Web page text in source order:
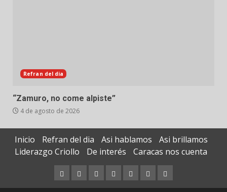
Refran del dia
“Zamuro, no come alpiste”
4 de agosto de 2026
Inicio Refran del dia Asi hablamos
Asi brillamos
Liderazgo Criollo
De interés Caracas nos cuenta
InicioRefran
del
Asi
hablamos
Asi
brillamos
Liderazgo
Criollo
De
interés
Caracas
nos